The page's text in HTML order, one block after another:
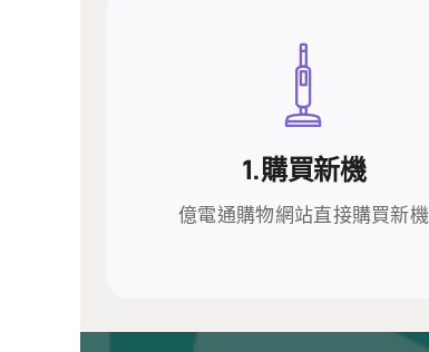
1.購買新機
億電通購物網站直接購買新機
1.購買新機
億電通購物網站直接購買新機